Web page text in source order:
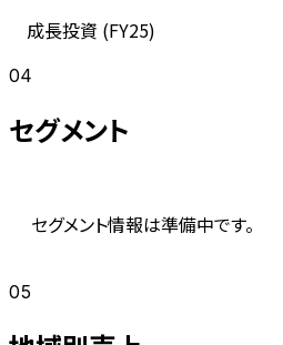
成長投資 (FY25)
04
セグメント
セグメント情報は準備中です。
05